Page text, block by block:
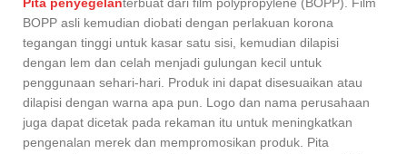
Pita penyegelanterbuat dari film polypropylene (BOPP). Film
BOPP asli kemudian diobati dengan perlakuan korona
tegangan tinggi untuk kasar satu sisi, kemudian dilapisi
dengan lem dan celah menjadi gulungan kecil untuk
penggunaan sehari-hari. Produk ini dapat disesuaikan atau
dilapisi dengan warna apa pun. Logo dan nama perusahaan
juga dapat dicetak pada rekaman itu untuk meningkatkan
pengenalan merek dan mempromosikan produk. Pita